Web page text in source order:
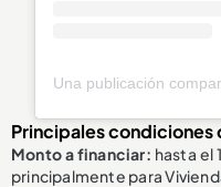
Principales condiciones
Monto a financiar: hasta el
principalmente para